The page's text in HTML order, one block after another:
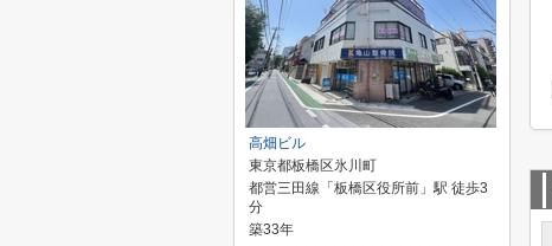
高畑ビル
東京都板橋区氷川町
都営三田線「板橋区役所前」駅 徒歩3
分
築33年